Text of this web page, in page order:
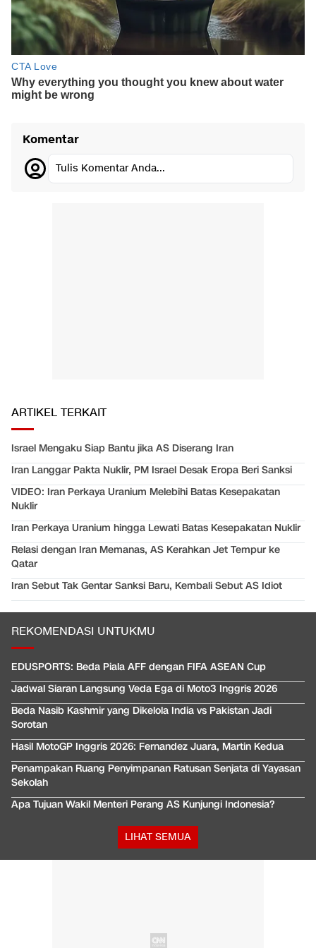
Komentar
Tulis Komentar Anda...
ARTIKEL TERKAIT
Israel Mengaku Siap Bantu jika AS Diserang Iran
Iran Langgar Pakta Nuklir, PM Israel Desak Eropa Beri Sanksi
VIDEO: Iran Perkaya Uranium Melebihi Batas Kesepakatan
Nuklir
Iran Perkaya Uranium hingga Lewati Batas Kesepakatan Nuklir
Relasi dengan Iran Memanas, AS Kerahkan Jet Tempur ke
Qatar
Iran Sebut Tak Gentar Sanksi Baru, Kembali Sebut AS Idiot
REKOMENDASI UNTUKMU
EDUSPORTS: Beda Piala AFF dengan FIFA ASEAN Cup
Jadwal Siaran Langsung Veda Ega di Moto3 Inggris 2026
Beda Nasib Kashmir yang Dikelola India vs Pakistan Jadi
Sorotan
Hasil MotoGP Inggris 2026: Fernandez Juara, Martin Kedua
Penampakan Ruang Penyimpanan Ratusan Senjata di Yayasan
Sekolah
Apa Tujuan Wakil Menteri Perang AS Kunjungi Indonesia?
LIHAT SEMUA